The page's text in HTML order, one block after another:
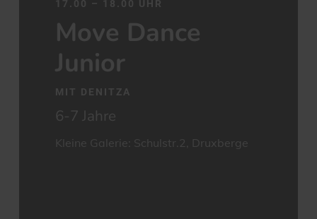
17.00 – 18.00 UHR
Move Dance
Junior
MIT DENITZA
6-7 Jahre
Kleine Galerie: Schulstr.2, Druxberge